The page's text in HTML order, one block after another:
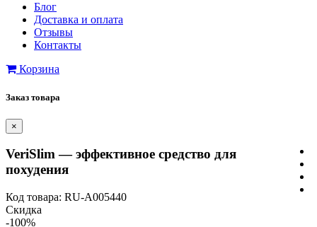
Блог
Доставка и оплата
Отзывы
Контакты
Корзина
Заказ товара
×
VeriSlim — эффективное средство для
похудения
Код товара: RU-A005440
Скидка
-100%